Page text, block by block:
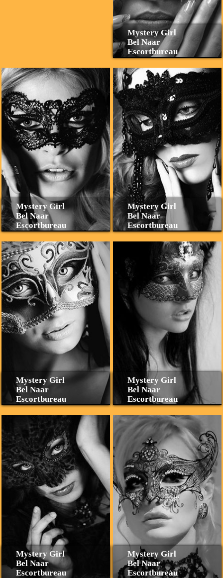
Mystery Girl
Bel Naar
Escortbureau
Mystery Girl
Bel Naar
Escortbureau
Mystery Girl
Bel Naar
Escortbureau
Mystery Girl
Bel Naar
Escortbureau
Mystery Girl
Bel Naar
Escortbureau
Mystery Girl
Bel Naar
Escortbureau
Mystery Girl
Bel Naar
Escortbureau